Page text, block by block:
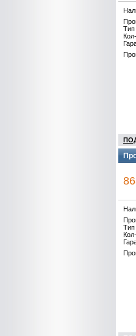
Тип
Тип